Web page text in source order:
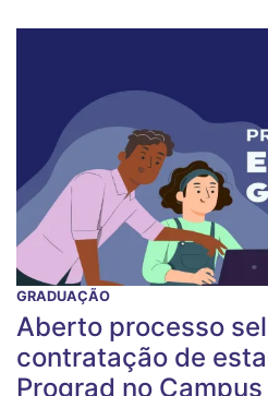
GRADUAÇÃO
Aberto processo
contratação de
Prograd no